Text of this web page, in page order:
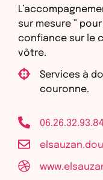
sur mesure ”
confiance sur le
vôtre.
Services à
couronne.